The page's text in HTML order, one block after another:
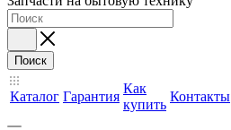
Поиск
Каталог Гарантия
Как
купить
Контакты